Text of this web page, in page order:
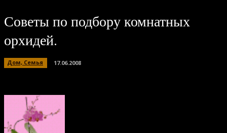
Советы по подбору комнатных
орхидей.
Дом, Семья 17.06.2008